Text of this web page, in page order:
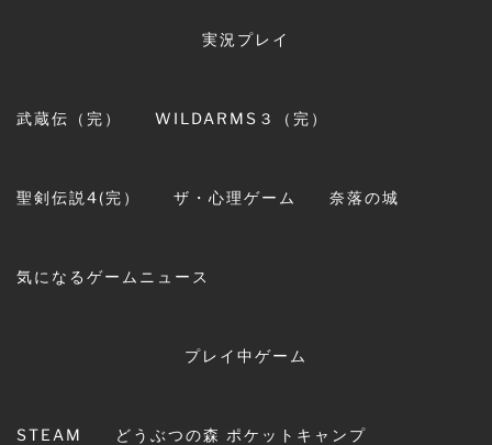
実況プレイ
武蔵伝（完） WILDARMS３（完）
聖剣伝説4(完） ザ・心理ゲーム 奈落の城
気になるゲームニュース
プレイ中ゲーム
STEAM どうぶつの森 ポケットキャンプ
ブタのヒトことセシムの実況プレイリスト集とゲ